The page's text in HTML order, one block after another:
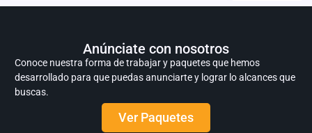
Anúnciate con nosotros
Conoce nuestra forma de trabajar y paquetes que hemos
desarrollado para que puedas anunciarte y lograr lo alcances que
buscas.
Ver Paquetes